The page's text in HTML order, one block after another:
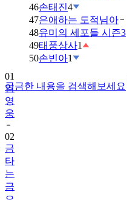
46손태진4
47은애하는 도적님아
48유미의 세포들 시즌3
49태풍상사1
50손빈아1
궁금한 내용을 검색해보세요
영
웅
02
금
타
는
금
요
일